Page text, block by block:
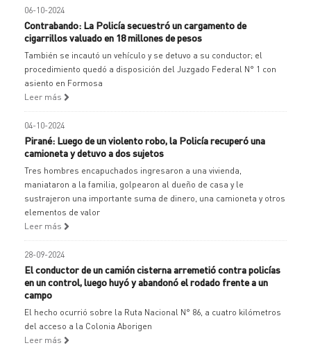
06-10-2024
Contrabando: La Policía secuestró un cargamento de
cigarrillos valuado en 18 millones de pesos
También se incautó un vehículo y se detuvo a su conductor; el
procedimiento quedó a disposición del Juzgado Federal N° 1 con
asiento en Formosa
Leer más
04-10-2024
Pirané: Luego de un violento robo, la Policía recuperó una
camioneta y detuvo a dos sujetos
Tres hombres encapuchados ingresaron a una vivienda,
maniataron a la familia, golpearon al dueño de casa y le
sustrajeron una importante suma de dinero, una camioneta y otros
elementos de valor
Leer más
28-09-2024
El conductor de un camión cisterna arremetió contra policías
en un control, luego huyó y abandonó el rodado frente a un
campo
El hecho ocurrió sobre la Ruta Nacional N° 86, a cuatro kilómetros
del acceso a la Colonia Aborigen
Leer más